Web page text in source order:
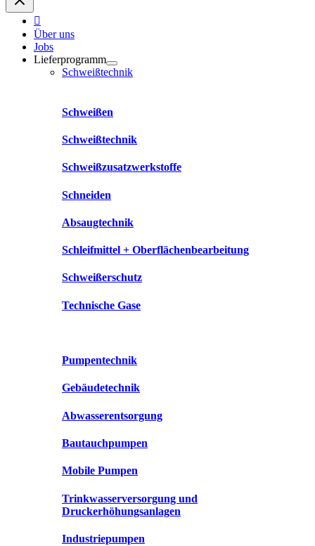
Über uns
Jobs
Lieferprogramm
Schweißtechnik
Schweißen
Schweißtechnik
Schweißzusatzwerkstoffe
Schneiden
Absaugtechnik
Schleifmittel + Oberflächenbearbeitung
Schweißerschutz
Technische Gase
Pumpentechnik
Gebäudetechnik
Abwasserentsorgung
Bautauchpumpen
Mobile Pumpen
Trinkwasserversorgung und
Druckerhöhungsanlagen
Industriepumpen